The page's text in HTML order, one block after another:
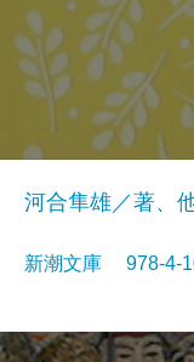
河合隼雄／著、
新潮文庫 978-4-